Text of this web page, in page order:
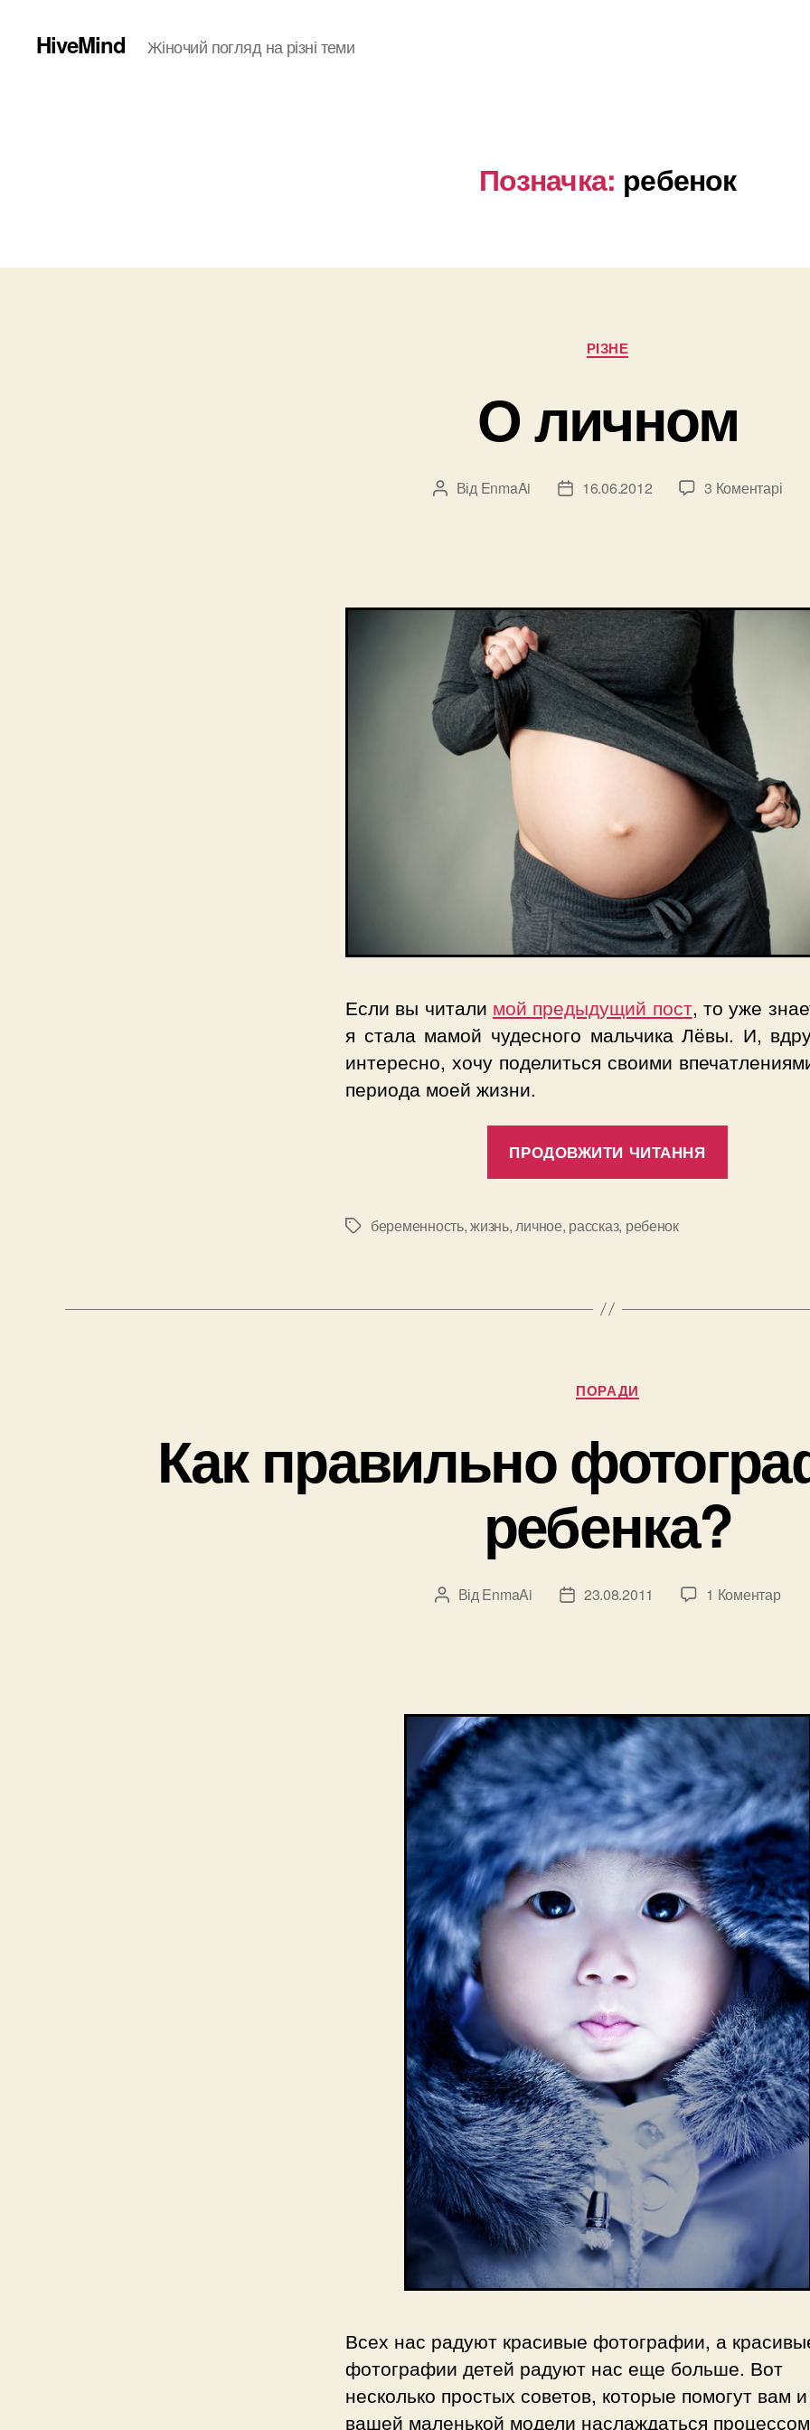
HiveMind Жіночий погляд на різні теми
Позначка: ребенок
Категорії
РІЗНЕ
О личном
Автор
Від EnmaAi
Дата16.06.2012 3 Коментарідо
Если вы читали мой предыдущий пост, то уже
я стала мамой чудесного мальчика Лёвы. И,
интересно, хочу поделиться своими
периода моей жизни.
ПРОДОВЖИТИ ЧИТАННЯ
Позначки
беременность,жизнь,личное, рассказ, ребенок
Категорії
ПОРАДИ
Как правильно
ребенка?
Автор
ВідEnmaAi
Дата23.08.2011 1 Коментардо
Всех нас радуют красивые фотографии, а
фотографии детей радуют нас еще больше. Вот
несколько простых советов, которые помогут вам и
вашей маленькой модели наслаждаться процессом